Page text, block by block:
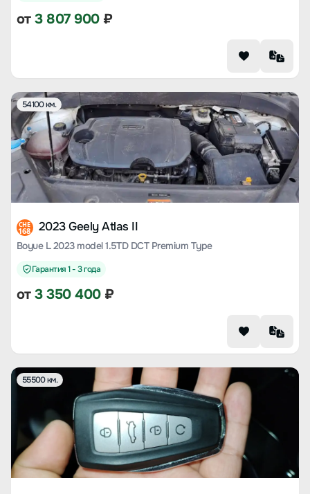
от3 807 900₽
54100 км.
CHE
168 2023 Geely Atlas II
Boyue L 2023 model 1.5TD DCT Premium Type
Гарантия 1 - 3 года
от3 350 400₽
55500 км.